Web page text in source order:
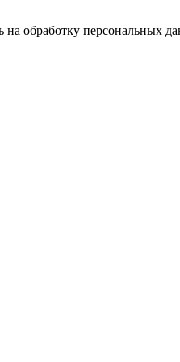
обработку персональных